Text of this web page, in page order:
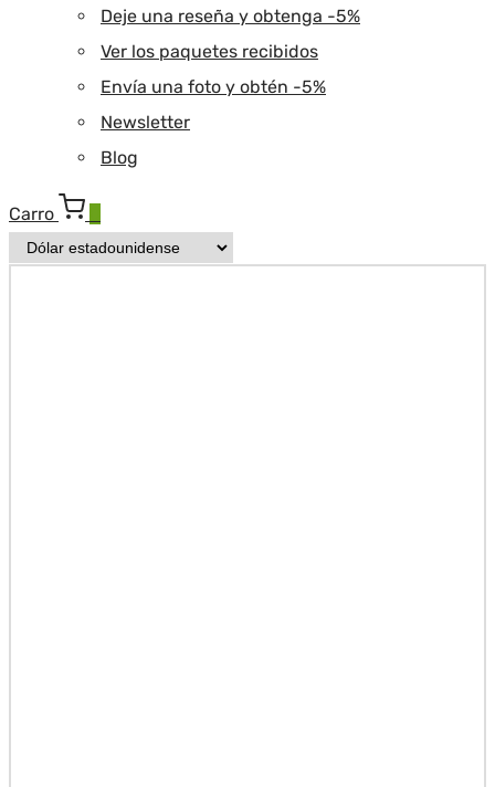
Deje una reseña y obtenga -5%
Ver los paquetes recibidos
Envía una foto y obtén -5%
Newsletter
Blog
Carro